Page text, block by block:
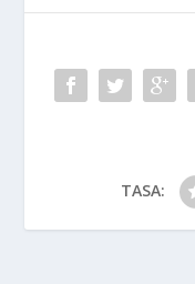
o
o
k
dI
n
TASA: